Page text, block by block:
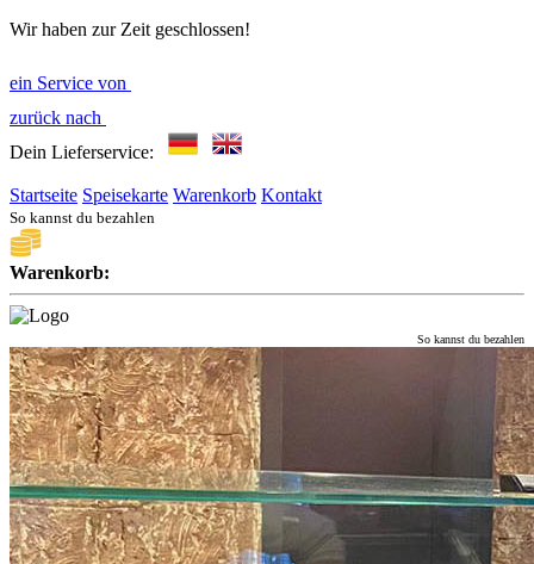
Wir haben zur Zeit geschlossen!
ein Service von
zurück nach
Dein Lieferservice:
Startseite Speisekarte Warenkorb Kontakt
So kannst du bezahlen
Warenkorb:
So kannst du bezahlen
Startseite Speisekarte Warenkorb Kontakt